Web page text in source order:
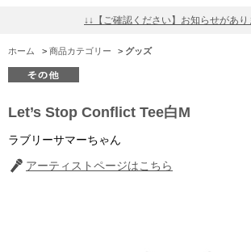
↓↓【ご確認ください】お知らせがあり
ホーム > 商品カテゴリー > グッズ
Let’s Stop Conflict Tee白M
ラブリーサマーちゃん
アーティストページはこちら